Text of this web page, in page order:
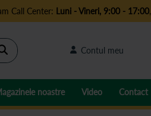
Call Center: Luni - Vineri, 9:00 - 17:00,
Cautare Contul meu
noastre Video Contact